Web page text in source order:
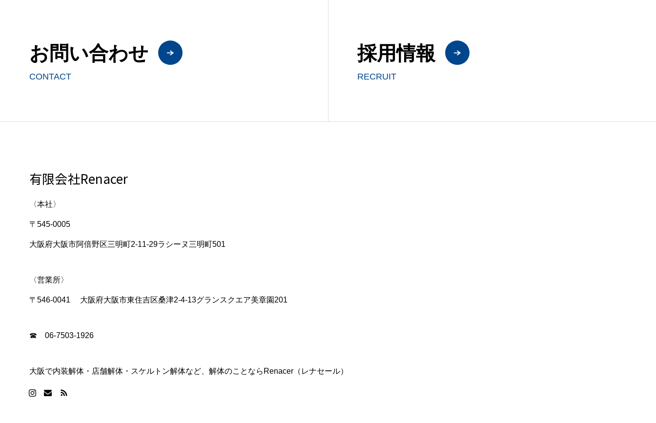
お問い合わせ
CONTACT
採用情報
RECRUIT
有限会社Renacer
〈本社〉
〒545-0005
大阪府大阪市阿倍野区三明町2-11-29ラシーヌ三明町501
〈営業所〉
〒546-0041 大阪府大阪市東住吉区桑津2-4-13グランスクエア美章園201
☎ 06-7503-1926
大阪で内装解体・店舗解体・スケルトン解体など、解体のことならRenacer（レナセール）